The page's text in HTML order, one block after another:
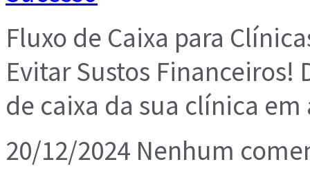
Fluxo de Caixa para
Evitar Sustos
de caixa da sua clínica em
20/12/2024 Nenhum